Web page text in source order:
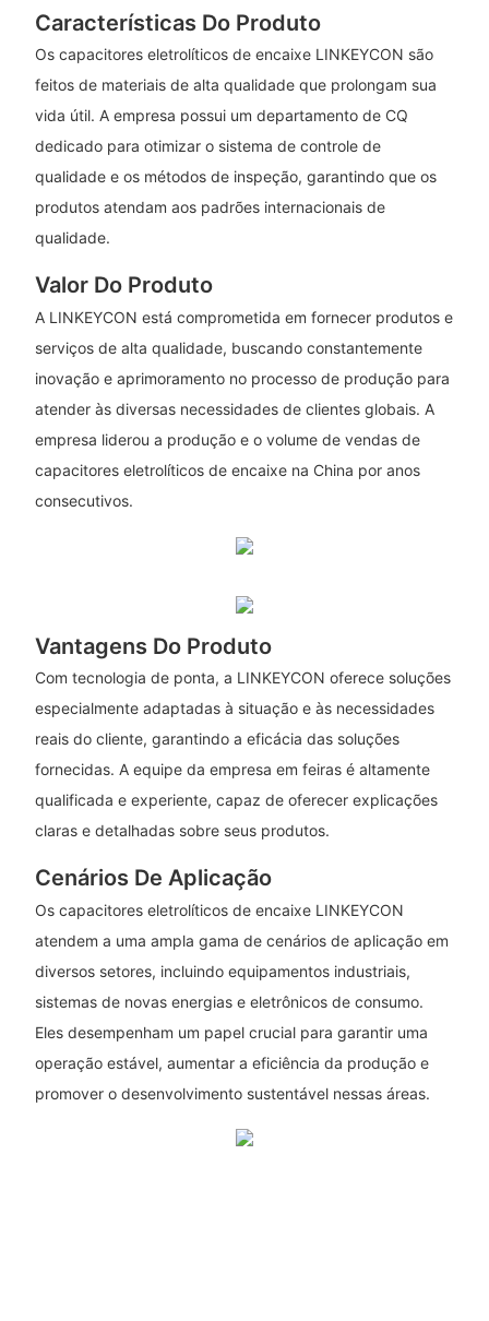
Características Do Produto
Os capacitores eletrolíticos de encaixe LINKEYCON são
feitos de materiais de alta qualidade que prolongam sua
vida útil. A empresa possui um departamento de CQ
dedicado para otimizar o sistema de controle de
qualidade e os métodos de inspeção, garantindo que os
produtos atendam aos padrões internacionais de
qualidade.
Valor Do Produto
A LINKEYCON está comprometida em fornecer produtos e
serviços de alta qualidade, buscando constantemente
inovação e aprimoramento no processo de produção para
atender às diversas necessidades de clientes globais. A
empresa liderou a produção e o volume de vendas de
capacitores eletrolíticos de encaixe na China por anos
consecutivos.
Vantagens Do Produto
Com tecnologia de ponta, a LINKEYCON oferece soluções
especialmente adaptadas à situação e às necessidades
reais do cliente, garantindo a eficácia das soluções
fornecidas. A equipe da empresa em feiras é altamente
qualificada e experiente, capaz de oferecer explicações
claras e detalhadas sobre seus produtos.
Cenários De Aplicação
Os capacitores eletrolíticos de encaixe LINKEYCON
atendem a uma ampla gama de cenários de aplicação em
diversos setores, incluindo equipamentos industriais,
sistemas de novas energias e eletrônicos de consumo.
Eles desempenham um papel crucial para garantir uma
operação estável, aumentar a eficiência da produção e
promover o desenvolvimento sustentável nessas áreas.